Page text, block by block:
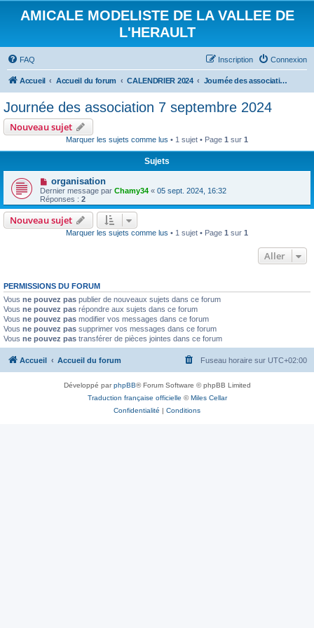
AMICALE MODELISTE DE LA VALLEE DE
L'HERAULT
FAQ Connexion
Inscription
Accueil Accueil du forum CALENDRIER 2024 Journée des association 7 septembre 2024
Journée des association 7 septembre 2024
Nouveau sujet
Marquer les sujets comme lus • 1 sujet • Page 1 sur 1
Sujets
organisation
Dernier message par Chamy34 « 05 sept. 2024, 16:32
Réponses : 2
Nouveau sujet
Marquer les sujets comme lus • 1 sujet • Page 1 sur 1
Aller
PERMISSIONS DU FORUM
Vous ne pouvez pas publier de nouveaux sujets dans ce forum
Vous ne pouvez pas répondre aux sujets dans ce forum
Vous ne pouvez pas modifier vos messages dans ce forum
Vous ne pouvez pas supprimer vos messages dans ce forum
Vous ne pouvez pas transférer de pièces jointes dans ce forum
Accueil Accueil du forum Fuseau horaire sur UTC+02:00
Développé parphpBB® Forum Software © phpBB Limited
Traduction française officielle ©Miles Cellar
Confidentialité | Conditions